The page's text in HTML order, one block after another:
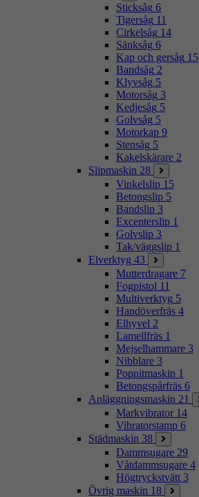
Sticksåg 6
Tigersåg 11
Cirkelsåg 14
Sänksåg 6
Kap och gersåg 15
Bandsåg 2
Klyvsåg 5
Motorsåg 3
Kedjesåg 5
Golvsåg 5
Motorkap 9
Stensåg 5
Kakelskärare 2
Slipmaskin 28
Vinkelslip 15
Betongslip 5
Bandslip 3
Excenterslip 1
Golvslip 3
Tak/väggslip 1
Elverktyg 43
Mutterdragare 7
Fogpistol 11
Multiverktyg 5
Handöverfräs 4
Elhyvel 2
Lamellfräs 1
Mejselhammare 3
Nibblare 3
Popnitmaskin 1
Betongspårfräs 6
Anläggningsmaskin 21
Markvibrator 14
Vibratorstamp 6
Städmaskin 38
Dammsugare 29
Våtdammsugare 4
Högtryckstvätt 3
Övrig maskin 18